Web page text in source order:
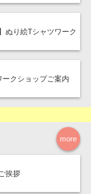
ぬり絵Tシャツワーク
クショップご案内
more
挨拶